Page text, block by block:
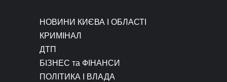
НОВИНИ КИЄВА І ОБЛАСТІ
КРИМІНАЛ
ДТП
БІЗНЕС та ФІНАНСИ
ПОЛІТИКА І ВЛАДА